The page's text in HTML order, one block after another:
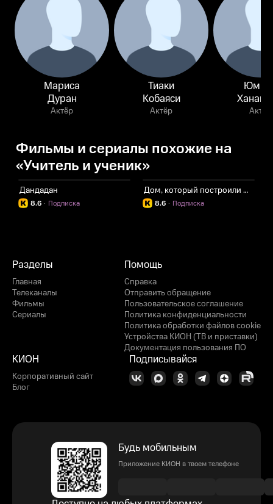
Мариса
Дуран
Актёр
Тиаки
Кобаяси
Актёр Актёр
Фильмы и сериалы похожие на
«Учитель и ученик»
Дандадан
8.6 Подписка
·
Дом, который построили Драконы
8.6 Подписка
·
Разделы
Главная
Телеканалы
Фильмы
Сериалы
Помощь
Справка
Отправить обращение
Пользовательское соглашение
Политика конфиденциальности
Политика обработки файлов cookie
Устройства КИОН (ТВ и приставки)
Документация пользования ПО
КИОН
Корпоративный сайт
Блог
Подписывайся
Будь мобильным
Приложение КИОН в твоем телефоне